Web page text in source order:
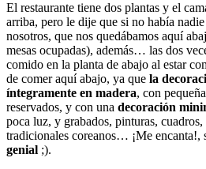
El restaurante tiene dos plantas y el
arriba, pero le dije que si no había
nosotros, que nos quedábamos aquí
mesas ocupadas), además… las dos
comido en la planta de abajo al estar
de comer aquí abajo, ya que la
íntegramente en madera, con
reservados, y con una decoración
poca luz, y grabados, pinturas, cuadros,
tradicionales coreanos… ¡Me encanta!,
genial ;).